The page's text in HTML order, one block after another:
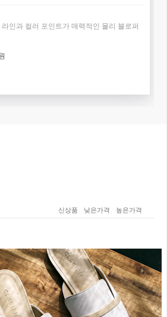
라인과 컬러 포인트가 매력적인 몰리 블로퍼
신상품 낮은가격 높은가격